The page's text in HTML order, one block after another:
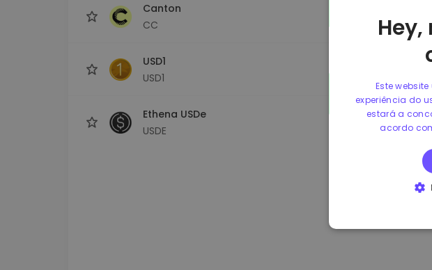
Canton
CC
USD1
USD1
Ethena USDe
USDE
0.865215 €
Este
experiência do
estará a
acordo